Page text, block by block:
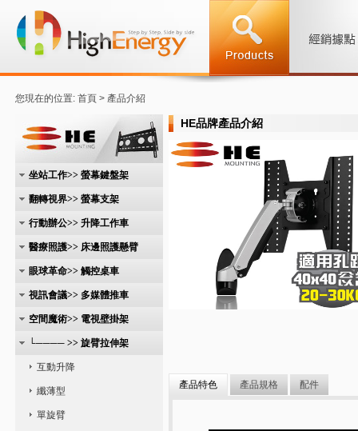
您現在的位置: 首頁 > 產品介紹
坐站工作>> 螢幕鍵盤架
翻轉視界>> 螢幕支架
行動辦公>> 升降工作車
醫療照護>> 床邊照護懸臂
眼球革命>> 觸控桌車
視訊會議>> 多媒體推車
空間魔術>> 電視壁掛架
└──── >> 旋臂拉伸架
互動升降
纖薄型
單旋臂
HE品牌產品介紹
產品特色 產品規格 配件